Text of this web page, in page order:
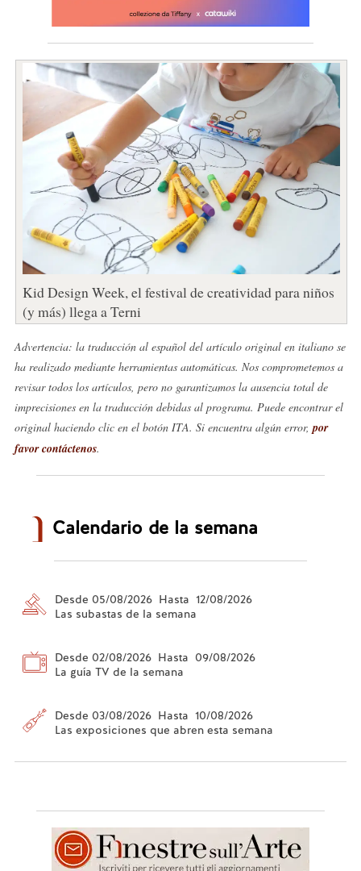
Kid Design Week, el festival de creatividad para niños
(y más) llega a Terni
Advertencia: la traducción al español del artículo original en italiano se
ha realizado mediante herramientas automáticas. Nos comprometemos a
revisar todos los artículos, pero no garantizamos la ausencia total de
imprecisiones en la traducción debidas al programa. Puede encontrar el
original haciendo clic en el botón ITA. Si encuentra algún error, por
favor contáctenos.
Calendario de la semana
Desde 05/08/2026 Hasta 12/08/2026
Las subastas de la semana
Desde 02/08/2026 Hasta 09/08/2026
La guía TV de la semana
Desde 03/08/2026 Hasta 10/08/2026
Las exposiciones que abren esta semana